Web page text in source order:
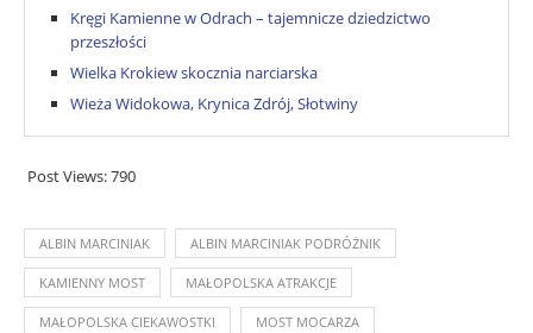
Kręgi Kamienne w Odrach – tajemnicze dziedzictwo
przeszłości
Wielka Krokiew skocznia narciarska
Wieża Widokowa, Krynica Zdrój, Słotwiny
Post Views:790
ALBIN MARCINIAK ALBIN MARCINIAK PODRÓŻNIK
KAMIENNY MOST MAŁOPOLSKA ATRAKCJE
MAŁOPOLSKA CIEKAWOSTKI MOST MOCARZA